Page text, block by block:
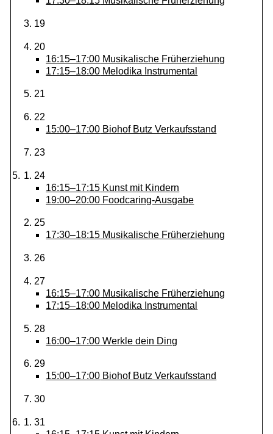
19
20
16:15–17:00 Musikalische Früherziehung
17:15–18:00 Melodika Instrumental
21
22
15:00–17:00 Biohof Butz Verkaufsstand
23
24
16:15–17:15 Kunst mit Kindern
19:00–20:00 Foodcaring-Ausgabe
25
17:30–18:15 Musikalische Früherziehung
26
27
16:15–17:00 Musikalische Früherziehung
17:15–18:00 Melodika Instrumental
28
16:00–17:00 Werkle dein Ding
29
15:00–17:00 Biohof Butz Verkaufsstand
30
31